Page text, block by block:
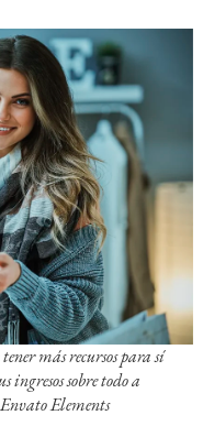
más recursos para sí
ingresos sobre todo a
Elements